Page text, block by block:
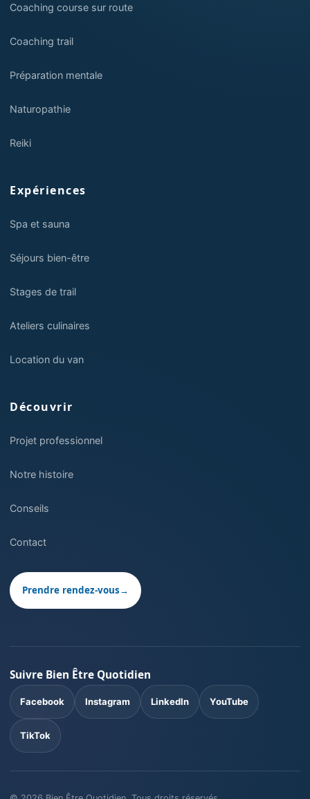
Coaching course sur route
Coaching trail
Préparation mentale
Naturopathie
Reiki
Expériences
Spa et sauna
Séjours bien-être
Stages de trail
Ateliers culinaires
Location du van
Découvrir
Projet professionnel
Notre histoire
Conseils
Contact
Prendre rendez-vous→
Suivre Bien Être Quotidien
Facebook Instagram LinkedIn YouTube
TikTok